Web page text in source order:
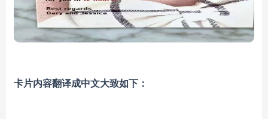
卡片内容翻译成中文大致如下：